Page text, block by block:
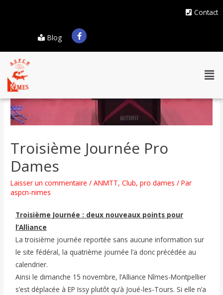
Contact
Blog
Troisième Journée Pro
Dames
Laisser un commentaire /ANMTT,Club,pro dames / Par
aspcn-nimes
Troisième Journée : deux nouveaux points pour
l’Alliance
La troisième journée reportée sans aucune information sur
le site fédéral, la quatrième journée l’a donc précédée au
calendrier.
Ainsi le dimanche 15 novembre, l’Alliance Nîmes-Montpellier
s’est déplacée à EP Issy plutôt qu’à Joué-les-Tours. Si elle n’a